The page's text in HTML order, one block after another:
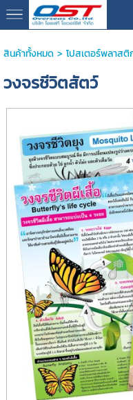
google13076cdc17b3388d
สินค้าทั้งหมด> โปสเตอร์พลาสติ
วงจรชีวิตสัตว์